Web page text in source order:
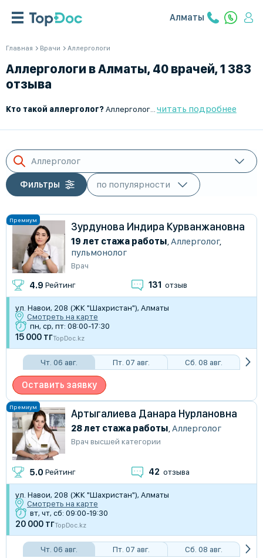
Алматы
Главная Врачи Аллергологи
Аллергологи в Алматы, 40 врачей, 1 383
отзыва
Кто такой аллерголог?Аллерголог – это врач, специализирующийся на диагностике, лечении и профилактике аллергических заболеваний. Он помогает выявить причины аллергических реакций и подобрать эффективное лечение для их устранения или смягчения. читать подробнее
Аллерголог
Фильтры
Зурдунова Индира Курванжановна
19 лет стажа работы,Аллерголог,
пульмонолог
Врач
4.9 Рейтинг 131 отзыв
ул. Навои, 208 (ЖК "Шахристан"), Алматы
Смотреть на карте
пн, ср, пт: 08:00-17:30
15 000 тгTopDoc.kz
Чт. 06 авг. Пт. 07 авг. Сб. 08 авг.
Оставить заявку
Артыгалиева Данара Нурлановна
28 лет стажа работы,Аллерголог
Врач высшей категории
5.0 Рейтинг 42 отзыва
ул. Навои, 208 (ЖК "Шахристан"), Алматы
Смотреть на карте
вт, чт, сб: 09:00-19:30
20 000 тгTopDoc.kz
Чт. 06 авг. Пт. 07 авг. Сб. 08 авг.